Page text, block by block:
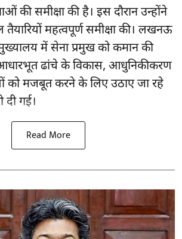
की समीक्षा की है। इस दौरान उन्होंने
महत्वपूर्ण समीक्षा की। लखनऊ
में सेना प्रमुख को कमान की
आधारभूत ढांचे के विकास, आधुनिकीकरण
को मजबूत करने के लिए उठाए जा रहे
दी गई।
Read More